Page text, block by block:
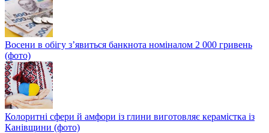
Восени в обігу з’явиться банкнота номіналом 2 000 гривень
(фото)
Колоритні сфери й амфори із глини виготовляє керамістка із
Канівщини (фото)